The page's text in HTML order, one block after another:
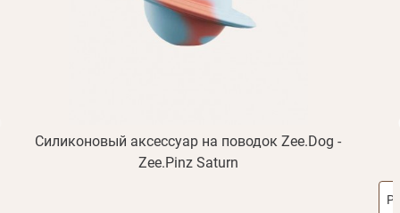
Силиконовый аксессуар на поводок Zee.Dog -
Zee.Pinz Saturn
Отправить
Регистрация
Вспомнили пароль?
Не пришло письмо? Повторить отправку